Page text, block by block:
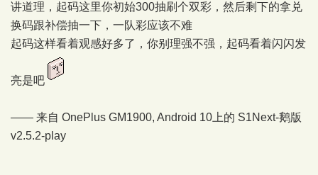
讲道理，起码这里你初始300抽刷个双彩，然后剩下的拿兑
换码跟补偿抽一下，一队彩应该不难
起码这样看着观感好多了，你别理强不强，起码看着闪闪发
亮是吧
—— 来自 OnePlus GM1900, Android 10上的 S1Next-鹅版
v2.5.2-play